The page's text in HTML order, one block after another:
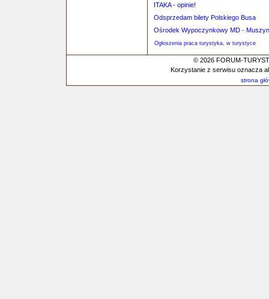
ITAKA - opinie!
Odsprzedam bilety Polskiego Busa
Ośrodek Wypoczynkowy MD -
Ogłoszenia praca turystyka, w turystyce
© 2026 FORUM-
Korzystanie z serwisu oznacza
strona